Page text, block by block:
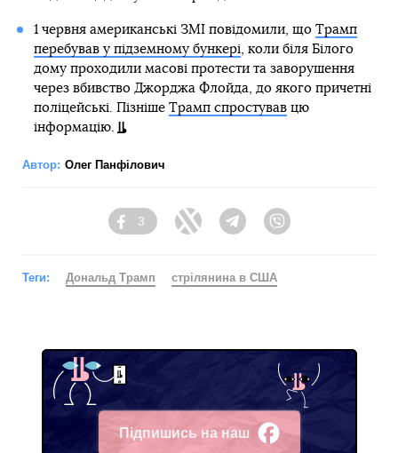
1 червня американські ЗМІ повідомили, що Трамп
перебував у підземному бункері, коли біля Білого
дому проходили масові протести та заворушення
через вбивство Джорджа Флойда, до якого причетні
поліцейські. Пізніше Трамп спростувавцю
інформацію.
Автор: Олег Панфілович
Facebook
3
Twitter Telegram
Теги: Дональд Трамп стрілянина в США
Підпишись на наш
Facebook